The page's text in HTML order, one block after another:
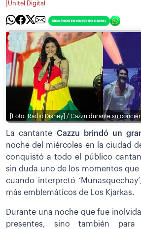
Unitel Digital
[Foto: Radio Disney] / Cazzu durante su
La cantante Cazzu brindó un
noche del miércoles en la ciudad
conquistó a todo el público
sin duda uno de los momentos
cuando interpretó
más emblemáticos de Los Kjarkas.
Durante una noche que fue
presentes, sino también